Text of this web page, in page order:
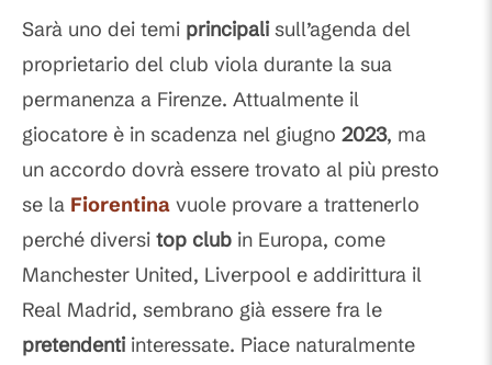
Sarà uno dei temi principali sull’agenda del
proprietario del club viola durante la sua
permanenza a Firenze. Attualmente il
giocatore è in scadenza nel giugno 2023, ma
un accordo dovrà essere trovato al più presto
se la Fiorentina vuole provare a trattenerlo
perché diversi top club in Europa, come
Manchester United, Liverpool e addirittura il
Real Madrid, sembrano già essere fra le
pretendenti interessate. Piace naturalmente